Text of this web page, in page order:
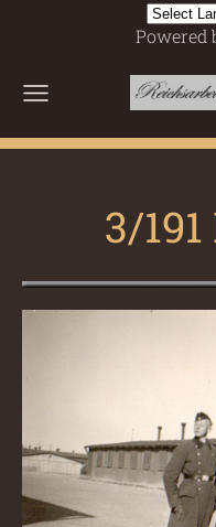
Powered
3/